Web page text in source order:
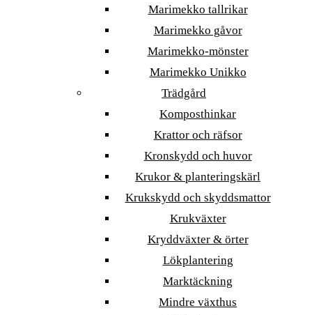
Marimekko tallrikar
Marimekko gåvor
Marimekko-mönster
Marimekko Unikko
Trädgård
Komposthinkar
Krattor och räfsor
Kronskydd och huvor
Krukor & planteringskärl
Krukskydd och skyddsmattor
Krukväxter
Kryddväxter & örter
Lökplantering
Marktäckning
Mindre växthus